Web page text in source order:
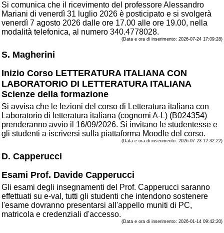
Si comunica che il ricevimento del professore Alessandro
Mariani di venerdì 31 luglio 2026 è posticipato e si svolgerà
venerdì 7 agosto 2026 dalle ore 17.00 alle ore 19.00, nella
modalità telefonica, al numero 340.4778028.
(Data e ora di inserimento: 2026-07-24 17:09:28)
S. Magherini
Inizio Corso LETTERATURA ITALIANA CON
LABORATORIO DI LETTERATURA ITALIANA
Scienze della formazione
Si avvisa che le lezioni del corso di Letteratura italiana con
Laboratorio di letteratura italiana (cognomi A-L) (B024354)
prenderanno avvio il 16/09/2026. Si invitano le studentesse e
gli studenti a iscriversi sulla piattaforma Moodle del corso.
(Data e ora di inserimento: 2026-07-23 12:32:22)
D. Capperucci
Esami Prof. Davide Capperucci
Gli esami degli insegnamenti del Prof. Capperucci saranno
effettuati su e-val, tutti gli studenti che intendono sostenere
l'esame dovranno presentarsi all'appello muniti di PC,
matricola e credenziali d'accesso.
(Data e ora di inserimento: 2026-01-14 09:42:20)